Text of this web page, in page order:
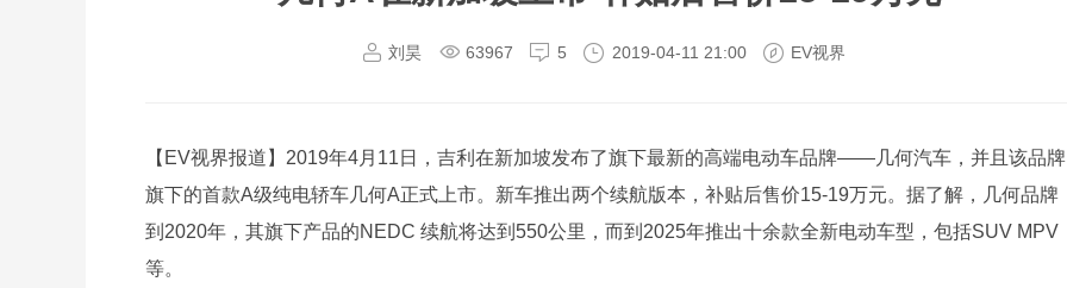
刘昊 63967 5 2019-04-11 21:00 EV视界
【EV视界报道】2019年4月11日，吉利在新加坡发布了旗下最新的高端电动车品牌——几何汽车，并且该品牌
旗下的首款A级纯电轿车几何A正式上市。新车推出两个续航版本，补贴后售价15-19万元。据了解，几何品牌
到2020年，其旗下产品的NEDC 续航将达到550公里，而到2025年推出十余款全新电动车型，包括SUV MPV
等。